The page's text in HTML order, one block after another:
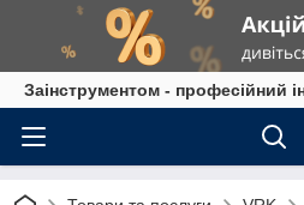
Заінструментом - професійний